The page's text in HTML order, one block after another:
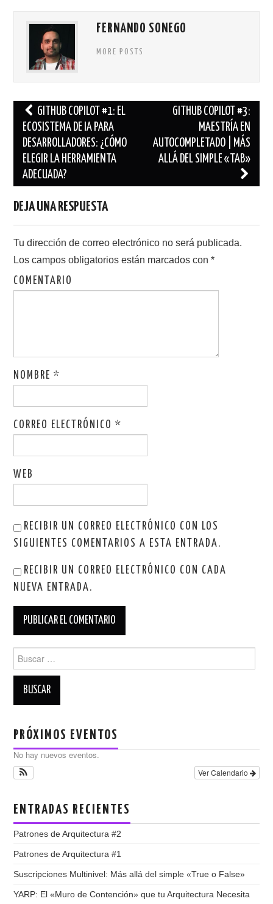
o
t
i
e
w
t
e
r
(
S
e
a
b
r
e
u
a
e
t
a
a
n
u
o
t
i
e
a
c
e
b
o
o
k
(
S
e
a
b
e
e
n
n
v
n
t
n
a
n
FERNANDO SONEGO
MORE POSTS
Navegación
de
entradas
GITHUB COPILOT #1: EL
ECOSISTEMA DE IA PARA
DESARROLLADORES: ¿CÓMO
ELEGIR LA HERRAMIENTA
ADECUADA?
GITHUB COPILOT #3:
MAESTRÍA EN
AUTOCOMPLETADO | MÁS
ALLÁ DEL SIMPLE «TAB»
DEJA UNA RESPUESTA
Tu dirección de correo electrónico no será publicada.
Los campos obligatorios están marcados con*
COMENTARIO
NOMBRE*
CORREO ELECTRÓNICO*
WEB
RECIBIR UN CORREO ELECTRÓNICO CON LOS
SIGUIENTES COMENTARIOS A ESTA ENTRADA.
RECIBIR UN CORREO ELECTRÓNICO CON CADA
NUEVA ENTRADA.
PRÓXIMOS EVENTOS
No hay nuevos eventos.
Ver Calendario
ENTRADAS RECIENTES
Patrones de Arquitectura #2
Patrones de Arquitectura #1
Suscripciones Multinivel: Más allá del simple «True o False»
YARP: El «Muro de Contención» que tu Arquitectura Necesita